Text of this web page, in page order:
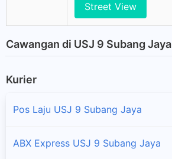
Street View
Cawangan di USJ 9 Subang Jaya
Kurier
Pos Laju USJ 9 Subang Jaya
ABX Express USJ 9 Subang Jaya